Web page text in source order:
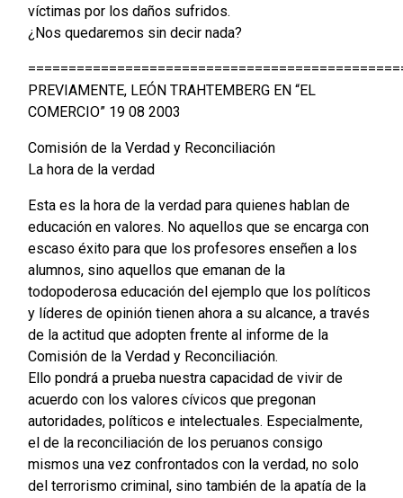
víctimas por los daños sufridos.
¿Nos quedaremos sin decir nada?
PREVIAMENTE, LEÓN TRAHTEMBERG EN “EL
COMERCIO” 19 08 2003
Comisión de la Verdad y Reconciliación
La hora de la verdad
Esta es la hora de la verdad para quienes hablan de
educación en valores. No aquellos que se encarga con
escaso éxito para que los profesores enseñen a los
alumnos, sino aquellos que emanan de la
todopoderosa educación del ejemplo que los políticos
y líderes de opinión tienen ahora a su alcance, a través
de la actitud que adopten frente al informe de la
Comisión de la Verdad y Reconciliación.
Ello pondrá a prueba nuestra capacidad de vivir de
acuerdo con los valores cívicos que pregonan
autoridades, políticos e intelectuales. Especialmente,
el de la reconciliación de los peruanos consigo
mismos una vez confrontados con la verdad, no solo
del terrorismo criminal, sino también de la apatía de la